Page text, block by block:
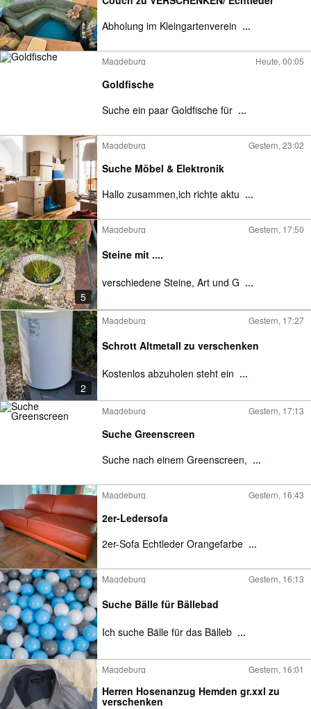
Abholung im Kleingartenverein ...
Magdeburg Heute, 00:05
Goldfische
Suche ein paar Goldfische für ...
Magdeburg Gestern, 23:02
Suche Möbel & Elektronik
Hallo zusammen,ich richte aktu ...
5
Magdeburg Gestern, 17:50
Steine mit ....
verschiedene Steine, Art und G ...
2
Magdeburg Gestern, 17:27
Schrott Altmetall zu verschenken
Kostenlos abzuholen steht ein ...
Magdeburg Gestern, 17:13
Suche Greenscreen
Suche nach einem Greenscreen, ...
Magdeburg Gestern, 16:43
2er-Ledersofa
2er-Sofa Echtleder Orangefarbe ...
Magdeburg Gestern, 16:13
Suche Bälle für Bällebad
Ich suche Bälle für das Bälleb ...
Magdeburg Gestern, 16:01
Herren Hosenanzug Hemden gr.xxl zu
verschenken